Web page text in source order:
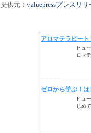
提供元： valuepressプレスリ